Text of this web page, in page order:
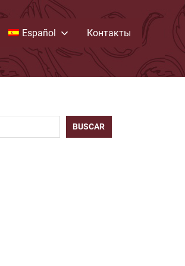
Español Контакты
BUSCAR